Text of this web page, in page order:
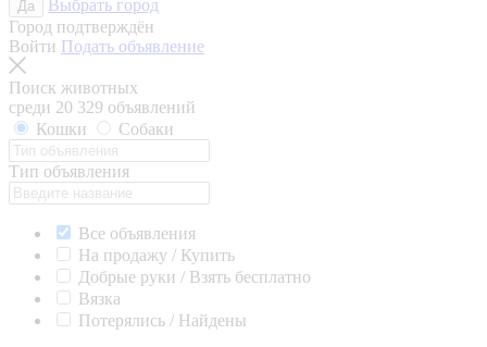
Да
Выбрать город
Город подтверждён
Войти Подать объявление
Поиск животных
среди 20 329 объявлений
Кошки
Собаки
Тип объявления
Все объявления
На продажу / Купить
Добрые руки / Взять бесплатно
Вязка
Потерялись / Найдены